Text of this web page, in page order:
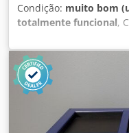
Condição: muito bom
totalmente funcional,
modelo de 70 zonas.
zonas! Dkjdpfxszdu
proveniente de uma
sala limpa,
preço de compra